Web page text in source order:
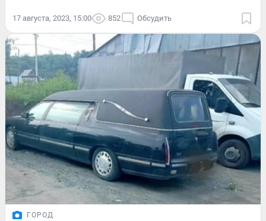
17 августа, 2023, 15:00 852 Обсудить
ГОРОД